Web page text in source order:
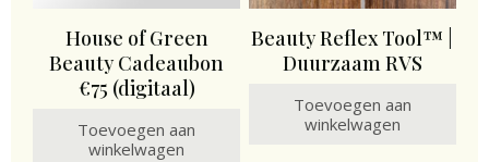
House of Green
Beauty Cadeaubon
€75 (digitaal)
Toevoegen aan
winkelwagen
Beauty Reflex Tool™ |
Duurzaam RVS
Toevoegen aan
winkelwagen